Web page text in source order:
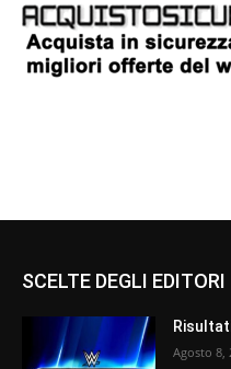
SCELTE DEGLI EDITORI
Agosto 8,